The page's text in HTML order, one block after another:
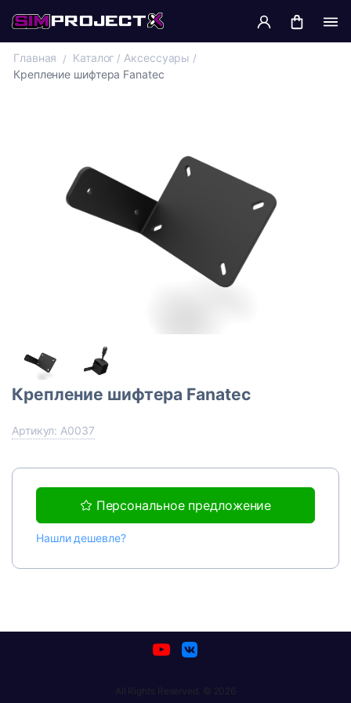
Главная Каталог
Аксессуары
Крепление шифтера Fanatec
Крепление шифтера Fanatec
Артикул: A0037
Персональное предложение
Нашли дешевле?
All Rights Reserved. © 2026